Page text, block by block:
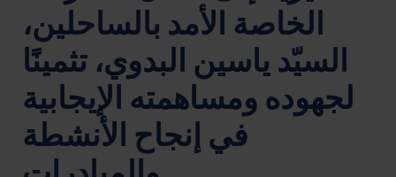
الخاصة الأمد بالساحلين،
السيّد ياسين البدوي، تثمينًا
لجهوده ومساهمته الإيجابية
في إنجاح الأنشطة